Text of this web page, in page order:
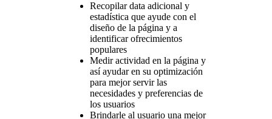
Recopilar data adicional y
estadística que ayude con el
diseño de la página y a
identificar ofrecimientos
populares
Medir actividad en la página y
así ayudar en su optimización
para mejor servir las
necesidades y preferencias de
los usuarios
Brindarle al usuario una mejor